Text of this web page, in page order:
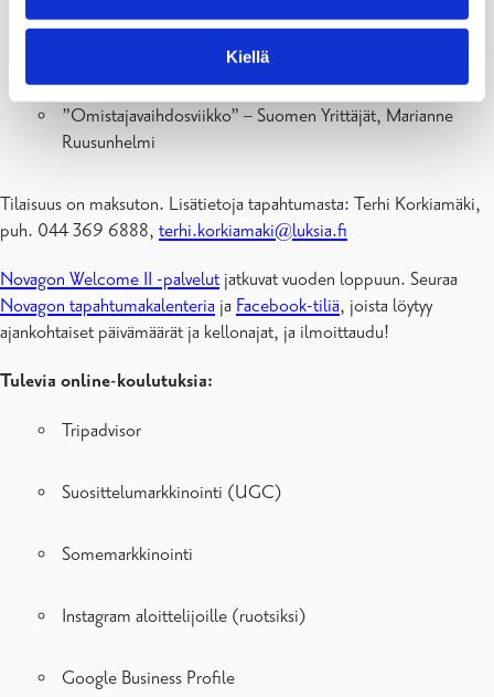
Kiellä
Yrityksen arvon nostaminen – Skillmotor, Tuula Eloranta ja
”Omistajavaihdosviikko” – Suomen Yrittäjät, Marianne
Ruusunhelmi
Tilaisuus on maksuton. Lisätietoja tapahtumasta: Terhi Korkiamäki,
puh. 044 369 6888, terhi.korkiamaki@luksia.fi
Novagon Welcome II -palvelutjatkuvat vuoden loppuun. Seuraa
Novagon tapahtumakalenteria ja Facebook-tiliä, joista löytyy
ajankohtaiset päivämäärät ja kellonajat, ja ilmoittaudu!
Tulevia online-koulutuksia:
Tripadvisor
Suosittelumarkkinointi (UGC)
Somemarkkinointi
Instagram aloittelijoille (ruotsiksi)
Google Business Profile